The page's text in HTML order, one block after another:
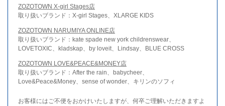
ZOZOTOWN X-girl Stages店
取り扱いブランド：X-girl Stages、XLARGE KIDS
ZOZOTOWN NARUMIYA ONLINE店
取り扱いブランド：kate spade new york childrenswear、
LOVETOXIC、kladskap、by loveit、Lindsay、BLUE CROSS
ZOZOTOWN LOVE&PEACE&MONEY店
取り扱いブランド：After the rain、babycheer、
Love&Peace&Money、sense of wonder、キリンのソフィ
お客様にはご不便をおかけいたしますが、何卒ご理解いただきますよ